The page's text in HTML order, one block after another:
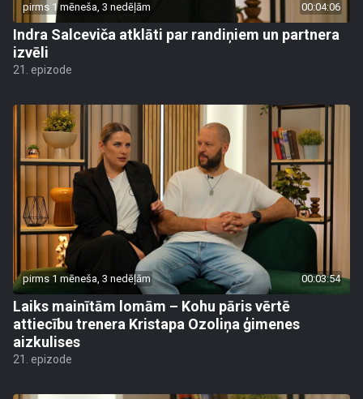
pirms 1 mēneša, 3 nedēļām 00:04:06
Indra Salceviča atklāti par randiņiem un partnera
izvēli
21. epizode
pirms 1 mēneša, 3 nedēļām 00:03:54
Laiks mainītām lomām – Kohu pāris vērtē
attiecību trenera Kristapa Ozoliņa ģimenes
aizkulises
21. epizode